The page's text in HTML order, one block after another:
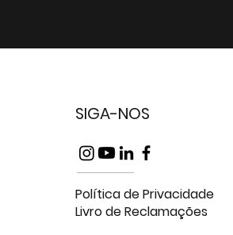
SIGA-NOS
Política de Privacidade
Livro de Reclamações